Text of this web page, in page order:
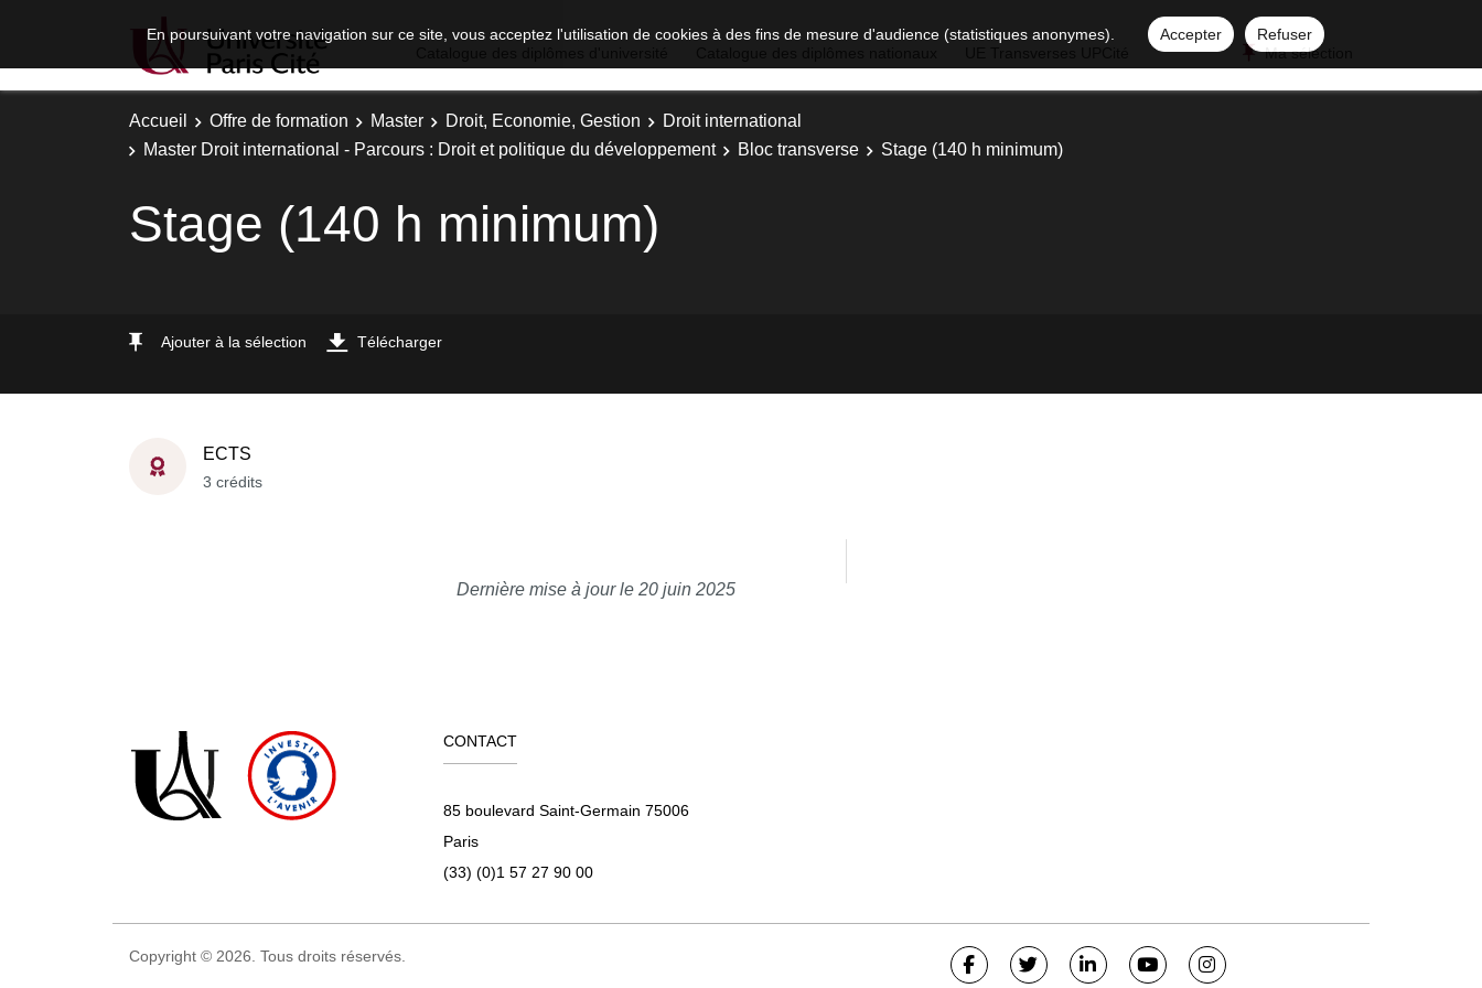
En poursuivant votre navigation sur ce site, vous acceptez l'utilisation de cookies à des fins de mesure d'audience (statistiques anonymes). Accepter
Refuser
Ma sélection
Accueil Offre de formation Master Droit, Economie, Gestion
Droit international
Master Droit international - Parcours : Droit et politique du développement
Bloc transverse Stage (140 h minimum)
Stage (140 h minimum)
Ajouter à la sélection Télécharger
ECTS
3 crédits
Dernière mise à jour le 20 juin 2025
CONTACT
85 boulevard Saint-Germain 75006
Paris
(33) (0)1 57 27 90 00
Copyright © 2026. Tous droits réservés.